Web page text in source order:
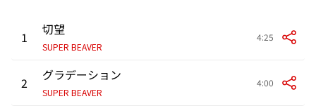
1 切望
SUPER BEAVER
4:25
2 グラデーション
SUPER BEAVER
4:00